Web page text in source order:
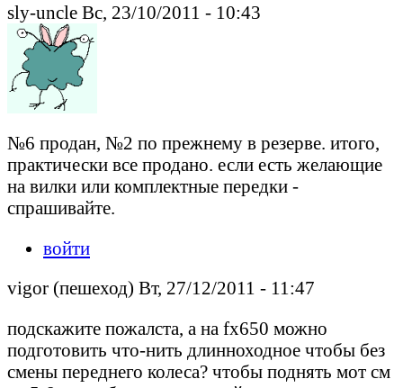
sly-uncle Вс, 23/10/2011 - 10:43
№6 продан, №2 по прежнему в резерве. итого,
практически все продано. если есть желающие
на вилки или комплектные передки -
спрашивайте.
войти
vigor (пешеход) Вт, 27/12/2011 - 11:47
подскажите пожалста, а на fx650 можно
подготовить что-нить длинноходное чтобы без
смены переднего колеса? чтобы поднять мот см